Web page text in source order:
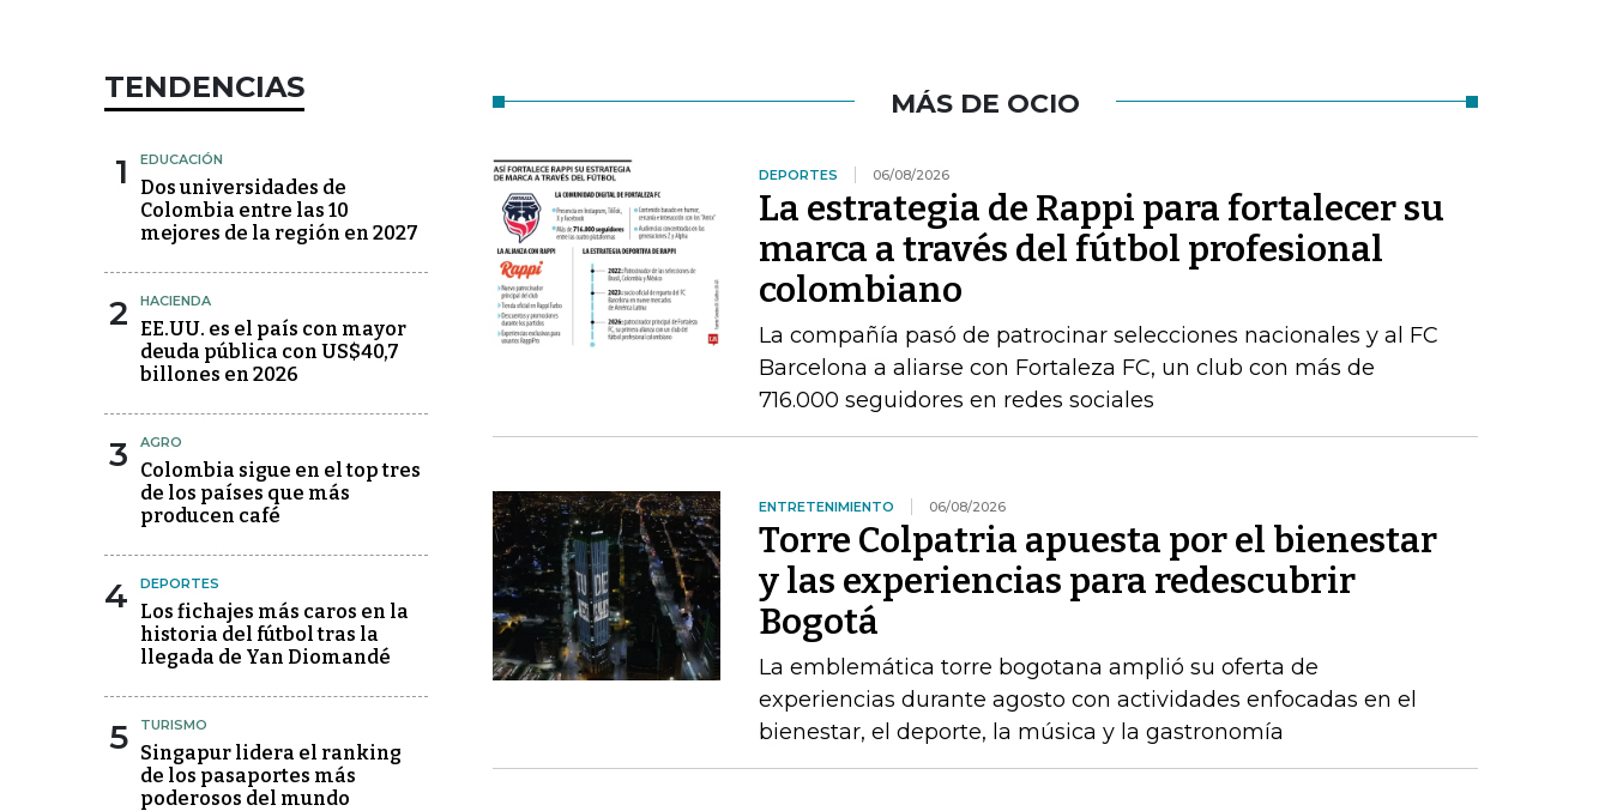
TENDENCIAS
1 EDUCACIÓN
Dos universidades de
Colombia entre las 10
mejores de la región en 2027
2 HACIENDA
EE.UU. es el país con mayor
deuda pública con US$40,7
billones en 2026
3 AGRO
Colombia sigue en el top tres
de los países que más
producen café
4 DEPORTES
Los fichajes más caros en la
historia del fútbol tras la
llegada de Yan Diomandé
5 TURISMO
Singapur lidera el ranking
de los pasaportes más
poderosos del mundo
MÁS DE OCIO
DEPORTES 06/08/2026
La estrategia de Rappi para fortalecer su
marca a través del fútbol profesional
colombiano
La compañía pasó de patrocinar selecciones nacionales y al FC
Barcelona a aliarse con Fortaleza FC, un club con más de
716.000 seguidores en redes sociales
ENTRETENIMIENTO 06/08/2026
Torre Colpatria apuesta por el bienestar
y las experiencias para redescubrir
Bogotá
La emblemática torre bogotana amplió su oferta de
experiencias durante agosto con actividades enfocadas en el
bienestar, el deporte, la música y la gastronomía